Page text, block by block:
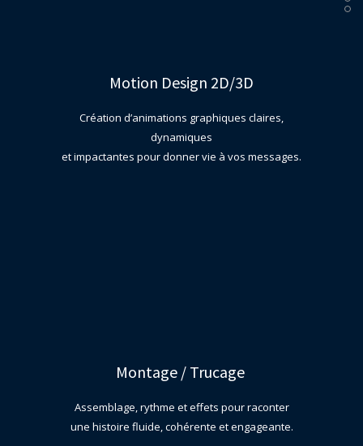
Motion Design 2D/3D
Création d’animations graphiques claires,
dynamiques
et impactantes pour donner vie à vos messages.
Montage / Trucage
Assemblage, rythme et effets pour raconter
une histoire fluide, cohérente et engageante.